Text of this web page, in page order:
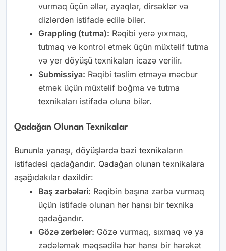
vurmaq üçün əllər, ayaqlar, dirsəklər və
dizlərdən istifadə edilə bilər.
Grappling (tutma): Rəqibi yerə yıxmaq,
tutmaq və kontrol etmək üçün müxtəlif tutma
və yer döyüşü texnikaları icazə verilir.
Submissiya: Rəqibi təslim etməyə məcbur
etmək üçün müxtəlif boğma və tutma
texnikaları istifadə oluna bilər.
Qadağan Olunan Texnikalar
Bununla yanaşı, döyüşlərdə bəzi texnikaların
istifadəsi qadağandır. Qadağan olunan texnikalara
aşağıdakılar daxildir:
Baş zərbələri: Rəqibin başına zərbə vurmaq
üçün istifadə olunan hər hansı bir texnika
qadağandır.
Gözə zərbələr: Gözə vurmaq, sıxmaq və ya
zədələmək məqsədilə hər hansı bir hərəkət